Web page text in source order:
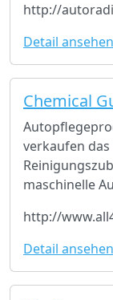
http://
Detail ansehen
Chemical
verkaufen
maschinelle
http://
Detail ansehen